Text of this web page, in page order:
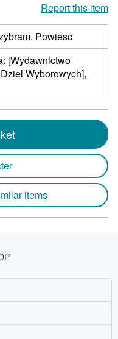
Report this item
Powiesc
[Wydawnictwo
Wyborowych],
items